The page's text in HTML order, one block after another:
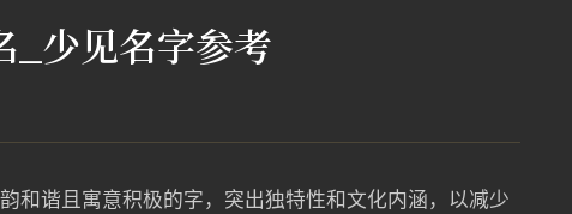
_少见名字参考
和谐且寓意积极的字，突出独特性和文化内涵，以减少